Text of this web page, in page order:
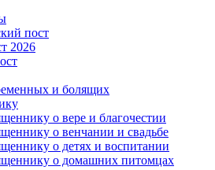
пост
2026
и болящих
о вере и благочестии
о венчании и свадьбе
о детях и воспитании
о домашних питомцах